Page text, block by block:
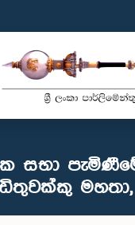
සභා
මහතා,